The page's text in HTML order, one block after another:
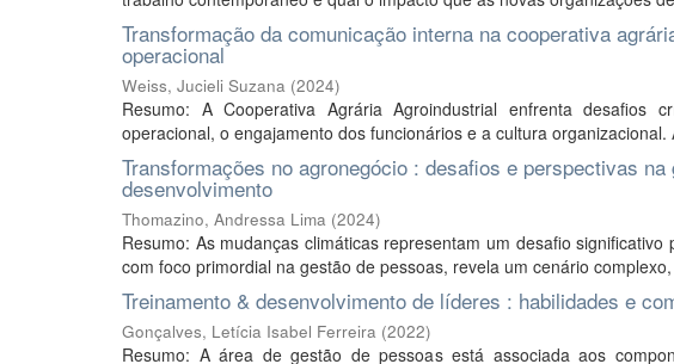
Transformação da comunicação interna na cooperativa
operacional
Weiss, Jucieli Suzana (2024)
Resumo: A Cooperativa Agrária Agroindustrial enfrenta desafios
operacional, o engajamento dos funcionários e a cultura
Transformações no agronegócio : desafios e perspectivas
desenvolvimento
Thomazino, Andressa Lima (2024)
Resumo: As mudanças climáticas representam um desafio
com foco primordial na gestão de pessoas, revela um cenário
Treinamento & desenvolvimento de líderes : habilidades e
Gonçalves, Letícia Isabel Ferreira (2022)
Resumo: A área de gestão de pessoas está associada aos